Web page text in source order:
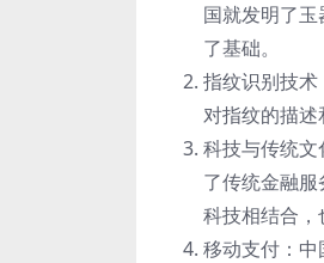
国就发明了
了基础。
指纹识别技
对指纹的描述
科技与传统
了传统金融
科技相结合，
移动支付：